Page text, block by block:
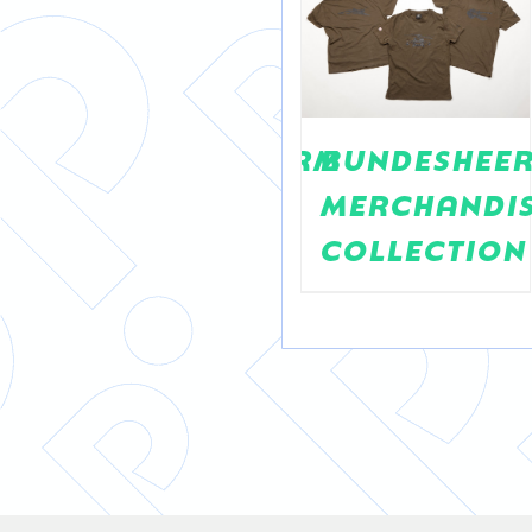
TASCHENSCHIRM
HUTCHISON
BUNDESHEER
COLLECTION